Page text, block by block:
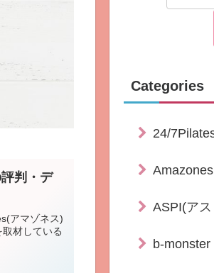
判・デ
アマゾネス)
材している
Categories
24/
ASPI(アス
b-monster